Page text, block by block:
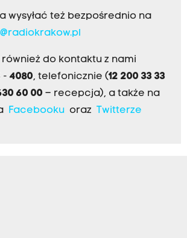
wysyłać też bezpośrednio na
do kontaktu z nami
- 4080, telefonicznie (12 200 33 33
60 00 – recepcja), a także na
Facebookuoraz Twitterze